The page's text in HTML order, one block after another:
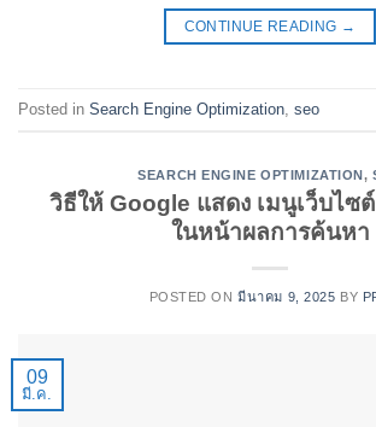
CONTINUE READING →
Posted in Search Engine Optimization seo
SEARCH ENGINE OPTIMIZATION ,
วิธีให้ Google แสดง เมนูเว็บไซ
ในหน้าผลการค้นหา
POSTED ONมีนาคม 9, 2025 BY
09
มี.ค.